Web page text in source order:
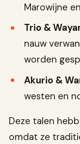
Marowijne
Trio &
nauw
worden
Akurio &
westen en
Deze talen
omdat ze